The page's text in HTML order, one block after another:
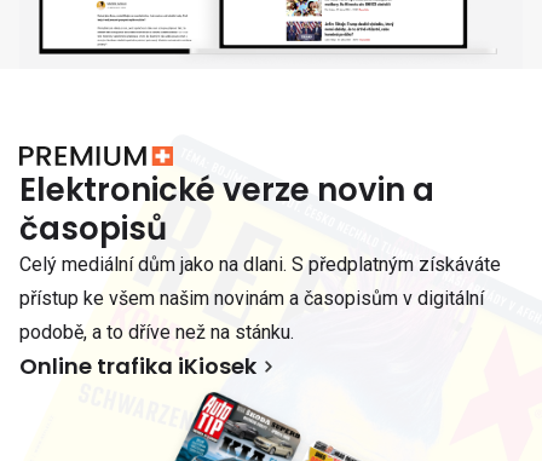
Elektronické verze novin a
časopisů
Celý mediální dům jako na dlani. S předplatným získáváte
přístup ke všem našim novinám a časopisům v digitální
podobě, a to dříve než na stánku.
Online trafika iKiosek